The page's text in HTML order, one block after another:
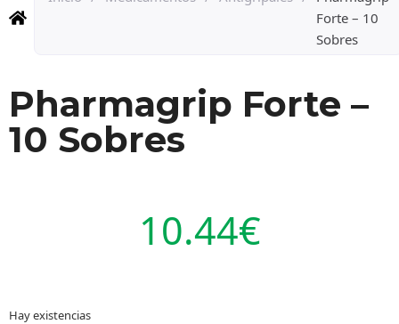
Forte – 10
Sobres
Pharmagrip Forte –
10 Sobres
10.44€
Hay existencias